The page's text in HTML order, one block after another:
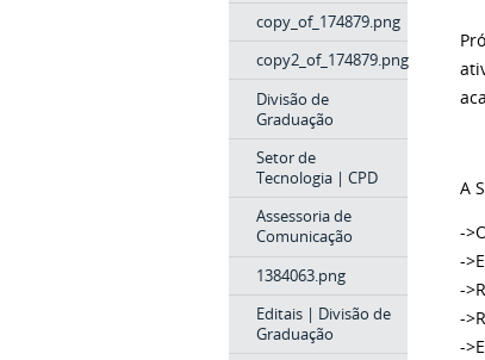
copy_of_174879.png
copy2_of_174879.png
Divisão de
Graduação
Setor de
Tecnologia | CPD
Assessoria de
Comunicação
1384063.png
Editais | Divisão de
Graduação
A
-
-
-
-
-